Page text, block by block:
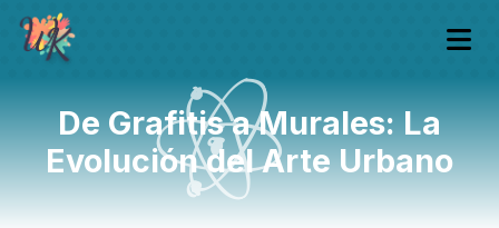
De Grafitis a Murales: La
Evolución del Arte Urbano